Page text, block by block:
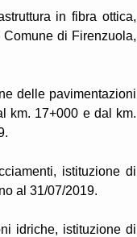
in fibra ottica,
di Firenzuola,
delle pavimentazioni
km. 17+000 e dal km.
istituzione di
al 31/07/2019.
idriche, istituzione di